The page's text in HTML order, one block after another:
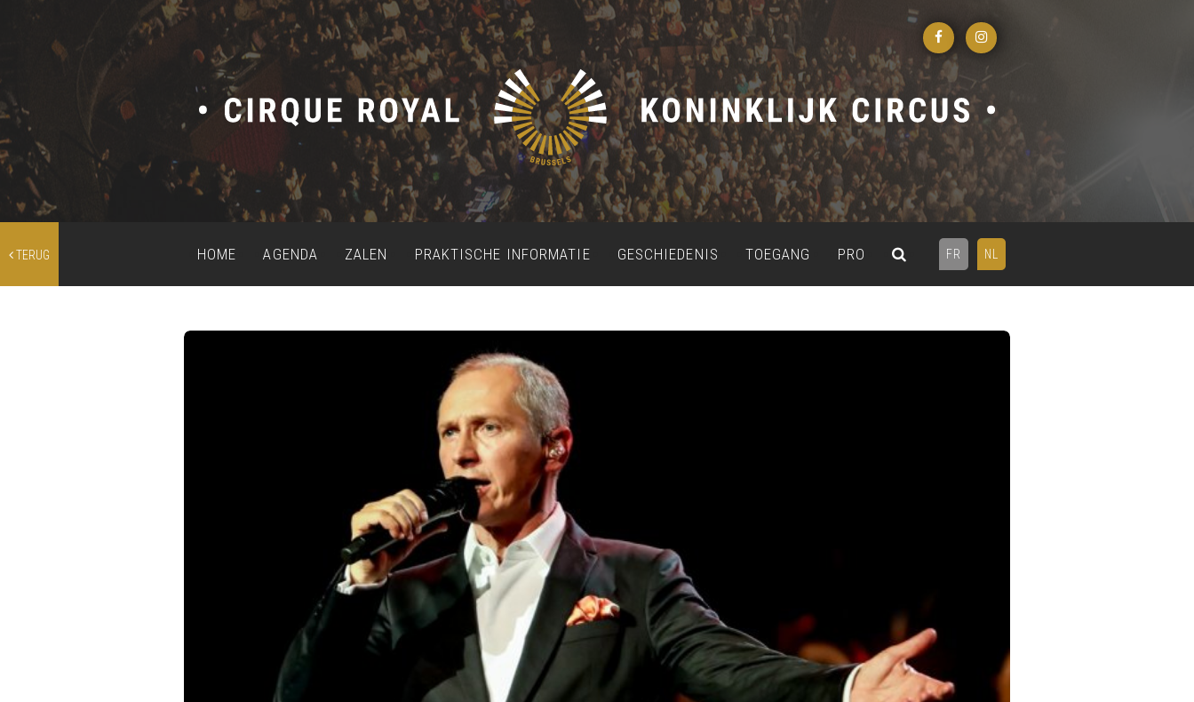
TERUG FR NL
HOME AGENDA ZALEN PRAKTISCHE INFORMATIE GESCHIEDENIS TOEGANG PRO